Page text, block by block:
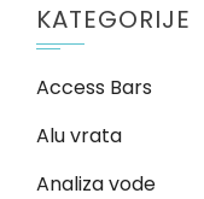
KATEGORIJE
Access Bars
Alu vrata
Analiza vode